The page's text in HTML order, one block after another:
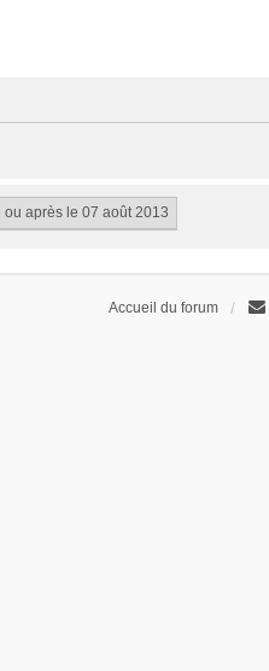
Accueil du forum